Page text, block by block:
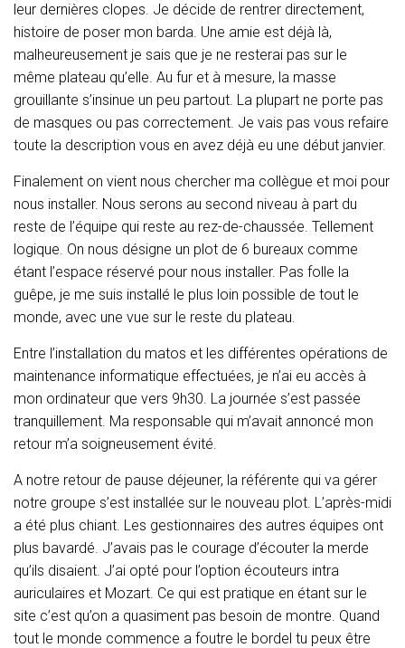
leur dernières clopes. Je décide de rentrer directement,
histoire de poser mon barda. Une amie est déjà là,
malheureusement je sais que je ne resterai pas sur le
même plateau qu’elle. Au fur et à mesure, la masse
grouillante s’insinue un peu partout. La plupart ne porte pas
de masques ou pas correctement. Je vais pas vous refaire
toute la description vous en avez déjà eu une début janvier.
Finalement on vient nous chercher ma collègue et moi pour
nous installer. Nous serons au second niveau à part du
reste de l’équipe qui reste au rez-de-chaussée. Tellement
logique. On nous désigne un plot de 6 bureaux comme
étant l’espace réservé pour nous installer. Pas folle la
guêpe, je me suis installé le plus loin possible de tout le
monde, avec une vue sur le reste du plateau.
Entre l’installation du matos et les différentes opérations de
maintenance informatique effectuées, je n’ai eu accès à
mon ordinateur que vers 9h30. La journée s’est passée
tranquillement. Ma responsable qui m’avait annoncé mon
retour m’a soigneusement évité.
A notre retour de pause déjeuner, la référente qui va gérer
notre groupe s’est installée sur le nouveau plot. L’après-midi
a été plus chiant. Les gestionnaires des autres équipes ont
plus bavardé. J’avais pas le courage d’écouter la merde
qu’ils disaient. J’ai opté pour l’option écouteurs intra
auriculaires et Mozart. Ce qui est pratique en étant sur le
site c’est qu’on a quasiment pas besoin de montre. Quand
tout le monde commence a foutre le bordel tu peux être